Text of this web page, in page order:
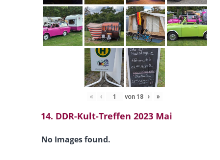
« ‹ von 18 › »
14. DDR-Kult-Treffen 2023 Mai
No Images found.